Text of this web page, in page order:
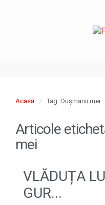
Acasă Tag: Dușmanii mei
Articole
mei
VLĂDUȚA
GUR...